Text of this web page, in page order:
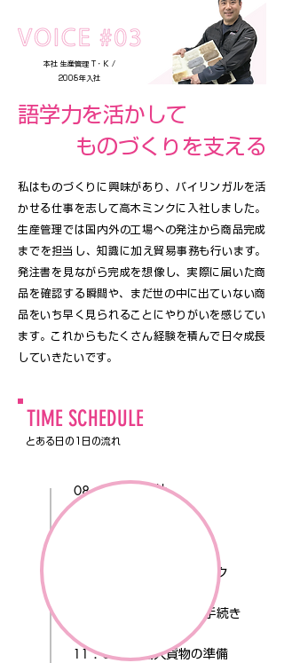
本社 生産管理 T・K /
2008年入社
語学力を活かして
ものづくりを支える
私はものづくりに興味があり、バイリンガルを活
かせる仕事を志して高木ミンクに入社しました。
生産管理では国内外の工場への発注から商品完成
までを担当し、知識に加え貿易事務も行います。
発注書を見ながら完成を想像し、実際に届いた商
品を確認する瞬間や、まだ世の中に出ていない商
品をいち早く見られることにやりがいを感じてい
ます。これからもたくさん経験を積んで日々成長
していきたいです。
TIME SCHEDULE
​とある日の1日の流れ
08：45 出社
​メールチェック
輸入貨物の手続き
11：00 輸入貨物の準備